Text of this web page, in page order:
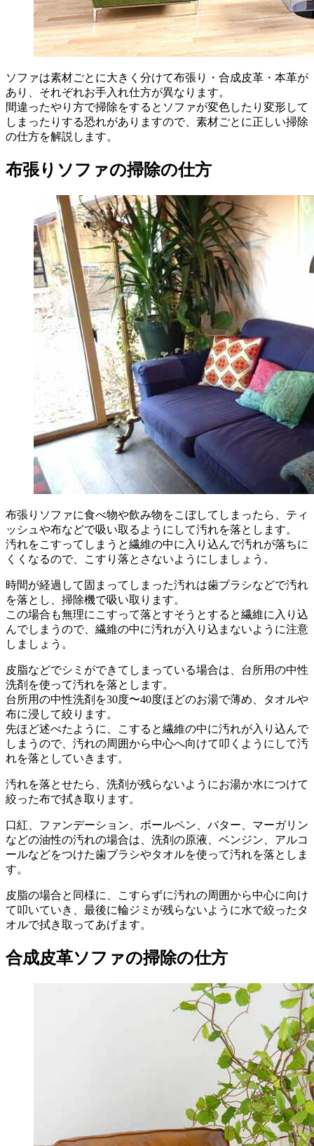
ソファは素材ごとに大きく分けて布張り・合成皮革・本革が
あり、それぞれお手入れ仕方が異なります。
間違ったやり方で掃除をするとソファが変色したり変形して
しまったりする恐れがありますので、素材ごとに正しい掃除
の仕方を解説します。
布張りソファの掃除の仕方
布張りソファに食べ物や飲み物をこぼしてしまったら、ティ
ッシュや布などで吸い取るようにして汚れを落とします。
汚れをこすってしまうと繊維の中に入り込んで汚れが落ちに
くくなるので、こすり落とさないようにしましょう。
時間が経過して固まってしまった汚れは歯ブラシなどで汚れ
を落とし、掃除機で吸い取ります。
この場合も無理にこすって落とすそうとすると繊維に入り込
んでしまうので、繊維の中に汚れが入り込まないように注意
しましょう。
皮脂などでシミができてしまっている場合は、台所用の中性
洗剤を使って汚れを落とします。
台所用の中性洗剤を30度〜40度ほどのお湯で薄め、タオルや
布に浸して絞ります。
先ほど述べたように、こすると繊維の中に汚れが入り込んで
しまうので、汚れの周囲から中心へ向けて叩くようにして汚
れを落としていきます。
汚れを落とせたら、洗剤が残らないようにお湯か水につけて
絞った布で拭き取ります。
口紅、ファンデーション、ボールペン、バター、マーガリン
などの油性の汚れの場合は、洗剤の原液、ベンジン、アルコ
ールなどをつけた歯ブラシやタオルを使って汚れを落としま
す。
皮脂の場合と同様に、こすらずに汚れの周囲から中心に向け
て叩いていき、最後に輪ジミが残らないように水で絞ったタ
オルで拭き取ってあげます。
合成皮革ソファの掃除の仕方